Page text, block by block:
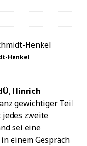
Henkel
, Hinrich
gewichtiger Teil
jedes zweite
sei eine
einem Gespräch